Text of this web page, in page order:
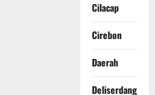
Cilacap
Cirebon
Daerah
Deliserdang